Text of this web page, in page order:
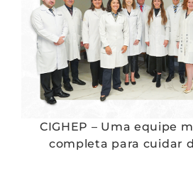
CIGHEP – Uma equipe
completa para cuidar